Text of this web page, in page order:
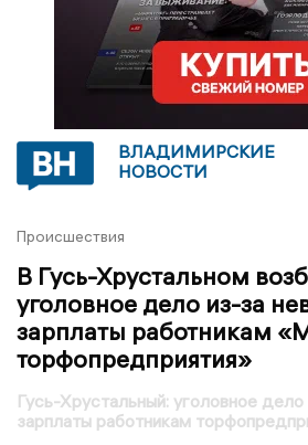
ВЛАДИМИРСКИЕ
НОВОСТИ
Происшествия
В Гусь-Хрустальном
уголовное дело из-за
зарплаты работникам
торфопредприятия»
Гусь-Хрустальный: уголовное
зарплаты работникам